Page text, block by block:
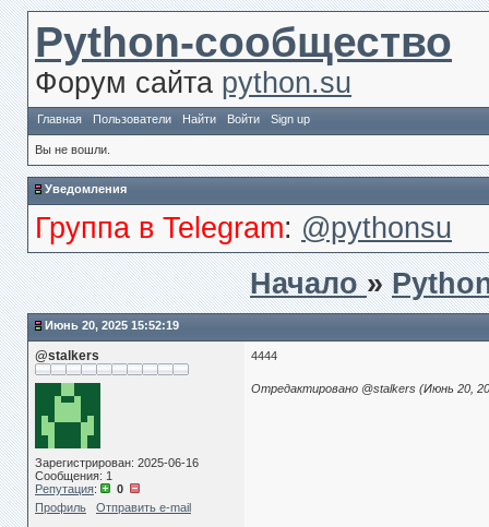
Python-сообщество
Форум сайта python.su
Главная Пользователи Найти Войти Sign up
Вы не вошли.
Уведомления
Группа в Telegram: @pythonsu
Начало»
Июнь 20, 2025 15:52:19
@stalkers
Зарегистрирован: 2025-06-16
Сообщения: 1
Репутация:
0
Профиль
Отправить e-mail
4444
Отредактировано @stalkers (Июнь 20,